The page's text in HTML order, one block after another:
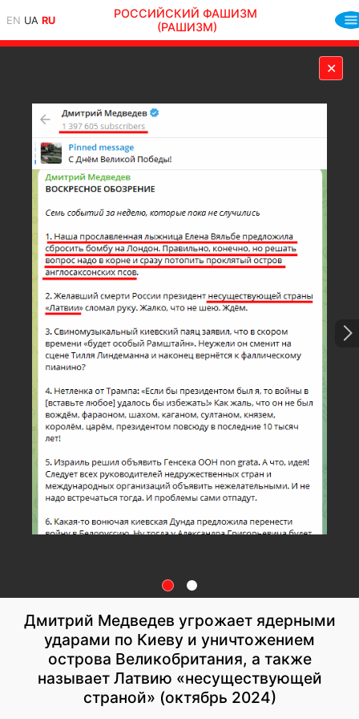
EN UA RU
РОССИЙСКИЙ ФАШИЗМ
(РАШИЗМ)
✕
Дмитрий Медведев угрожает ядерными
ударами по Киеву и уничтожением
острова Великобритания, а также
называет Латвию «несуществующей
страной» (октябрь 2024)